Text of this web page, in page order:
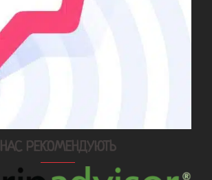
НАС РЕКОМЕНДУЮТЬ